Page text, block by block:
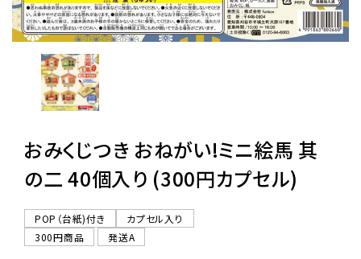
よくあるご質問
06-6282-7659
おみくじつき おねがい!ミニ絵馬 其
の二 40個入り (300円カプセル)
POP（台紙)付き
カプセル入り
300円商品
発送A